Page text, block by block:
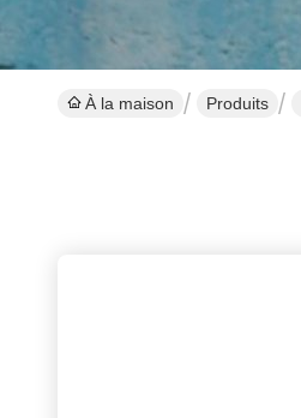
À la maison Produits